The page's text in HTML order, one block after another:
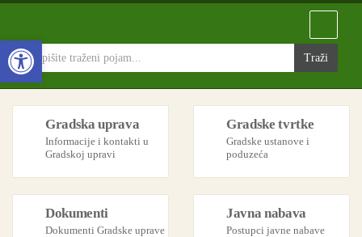
Gradska uprava
Informacije i kontakti u
Gradskoj upravi
Gradske tvrtke
Gradske ustanove i
poduzeća
Dokumenti
Dokumenti Gradske uprave
Javna nabava
Postupci javne nabave
Open toolbar